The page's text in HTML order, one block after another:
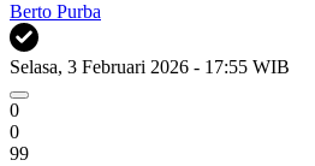
Berto Purba
Selasa, 3 Februari 2026 - 17:55 WIB
0
0
99